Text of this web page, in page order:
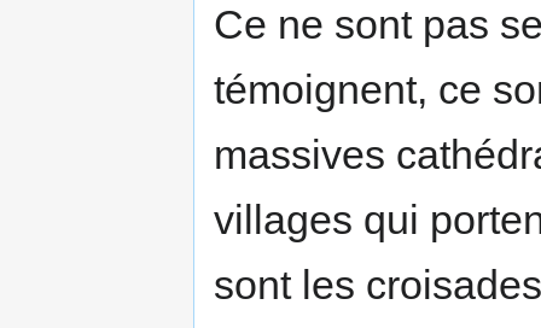
Ce ne sont pas
témoignent, ce
massives
villages qui
sont les